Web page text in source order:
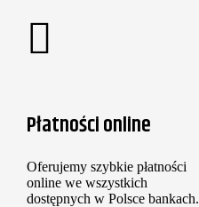
Płatności online
Oferujemy szybkie płatności
online we wszystkich
dostępnych w Polsce bankach.